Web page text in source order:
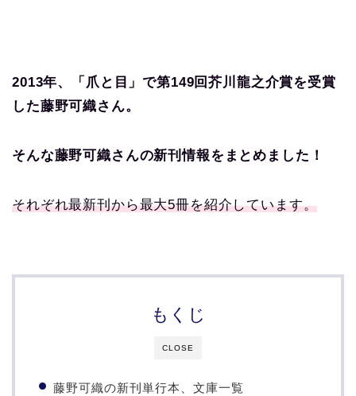
2013年、「爪と目」で第149回芥川龍之介賞を受賞
した藤野可織さ ん。
そんな藤野可織さんの新刊情報をまとめました！
それぞれ最新刊から最大5冊を紹介しています。
CLOSE
もくじ
藤野可織の新刊単行本、文庫一覧